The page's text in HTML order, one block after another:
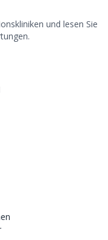
und lesen Sie